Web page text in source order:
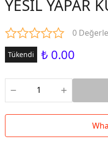
YESİL YAPAR
0
Tükendi ₺ 0.00